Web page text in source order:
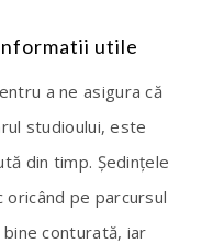
utile
a ne asigura că
studioului, este
din timp. Ședințele
pe parcursul
conturată, iar